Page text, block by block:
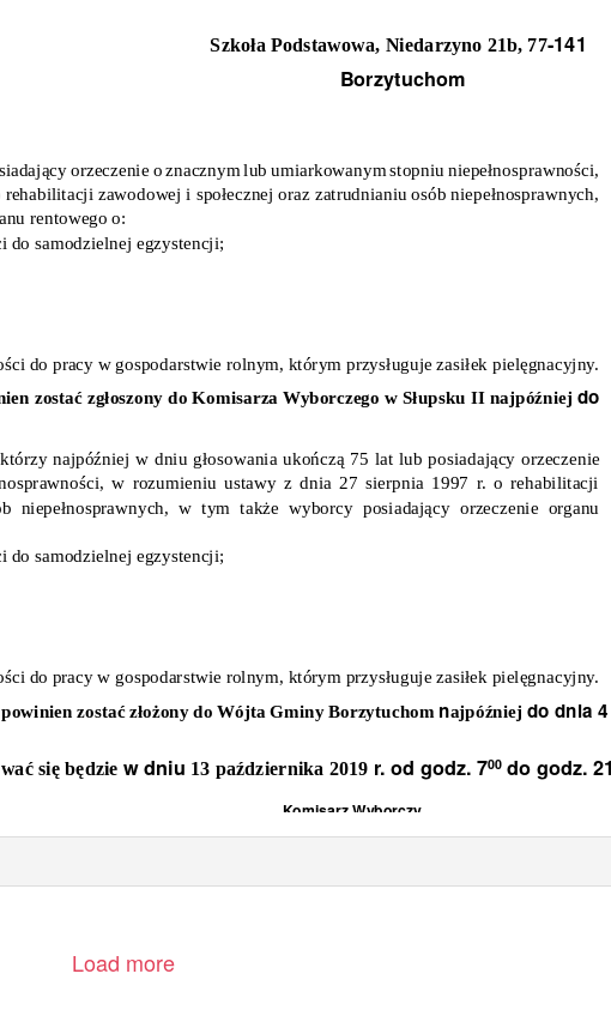
Szkoła Podstawowa, Niedarzyno 21b, 77-141
Borzytuchom
orzeczenie o znacznym lub umiarkowanym stopniu niepełnosprawności,
rehabilitacji zawodowej i społecznej oraz zatrudnianiu osób niepełnosprawnych,
rentowego o:
do samodzielnej egzystencji;
do pracy w gospodarstwie rolnym, którym przysługuje zasiłek pielęgnacyjny.
zostać zgłoszony do Komisarza Wyborczego w Słupsku II najpóźniej do
najpóźniej w dniu głosowania ukończą 75 lat lub posiadający orzeczenie
w rozumieniu ustawy z dnia 27 sierpnia 1997 r. o rehabilitacji
niepełnosprawnych, w tym także wyborcy posiadający orzeczenie organu
do samodzielnej egzystencji;
do pracy w gospodarstwie rolnym, którym przysługuje zasiłek pielęgnacyjny.
zostać złożony do Wójta Gminy Borzytuchom najpóźniej do dnia 4
się będzie w dniu 13 października 2019 r. od godz. 700do godz. 21
Komisarz Wyborczy
Load more